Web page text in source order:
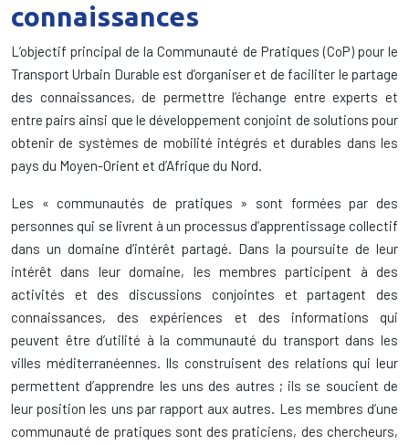
connaissances
L’objectif principal de la Communauté de Pratiques (CoP) pour le
Transport Urbain Durable est d’organiser et de faciliter le partage
des connaissances, de permettre l’échange entre experts et
entre pairs ainsi que le développement conjoint de solutions pour
obtenir de systèmes de mobilité intégrés et durables dans les
pays du Moyen-Orient et d’Afrique du Nord.
Les « communautés de pratiques » sont formées par des
personnes qui se livrent à un processus d’apprentissage collectif
dans un domaine d’intérêt partagé. Dans la poursuite de leur
intérêt dans leur domaine, les membres participent à des
activités et des discussions conjointes et partagent des
connaissances, des expériences et des informations qui
peuvent être d’utilité à la communauté du transport dans les
villes méditerranéennes. Ils construisent des relations qui leur
permettent d’apprendre les uns des autres ; ils se soucient de
leur position les uns par rapport aux autres. Les membres d’une
communauté de pratiques sont des praticiens, des chercheurs,